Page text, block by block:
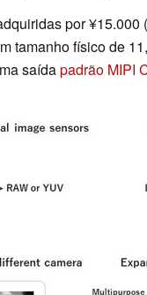
por
tamanho físico de
saídapadrão MIPI